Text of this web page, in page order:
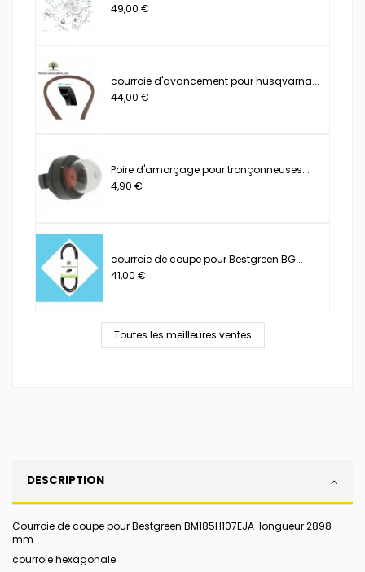
49,00 €
courroie d'avancement pour husqvarna...
44,00 €
Poire d'amorçage pour tronçonneuses...
4,90 €
courroie de coupe pour Bestgreen BG...
41,00 €
Toutes les meilleures ventes
DESCRIPTION
Courroie de coupe pour Bestgreen BM185H107EJA longueur 2898
mm
courroie hexagonale